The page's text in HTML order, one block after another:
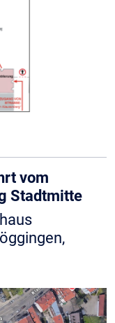
vom
Stadtmitte